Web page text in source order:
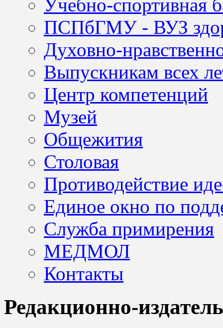
Учебно-спортивная
ПСПбГМУ - ВУЗ
Духовно-
Выпускникам всех
Центр компетенций
Музей
Общежития
Столовая
Противодействие
Единое окно по
Служба примирения
МЕДМОЛ
Контакты
Редакционно-